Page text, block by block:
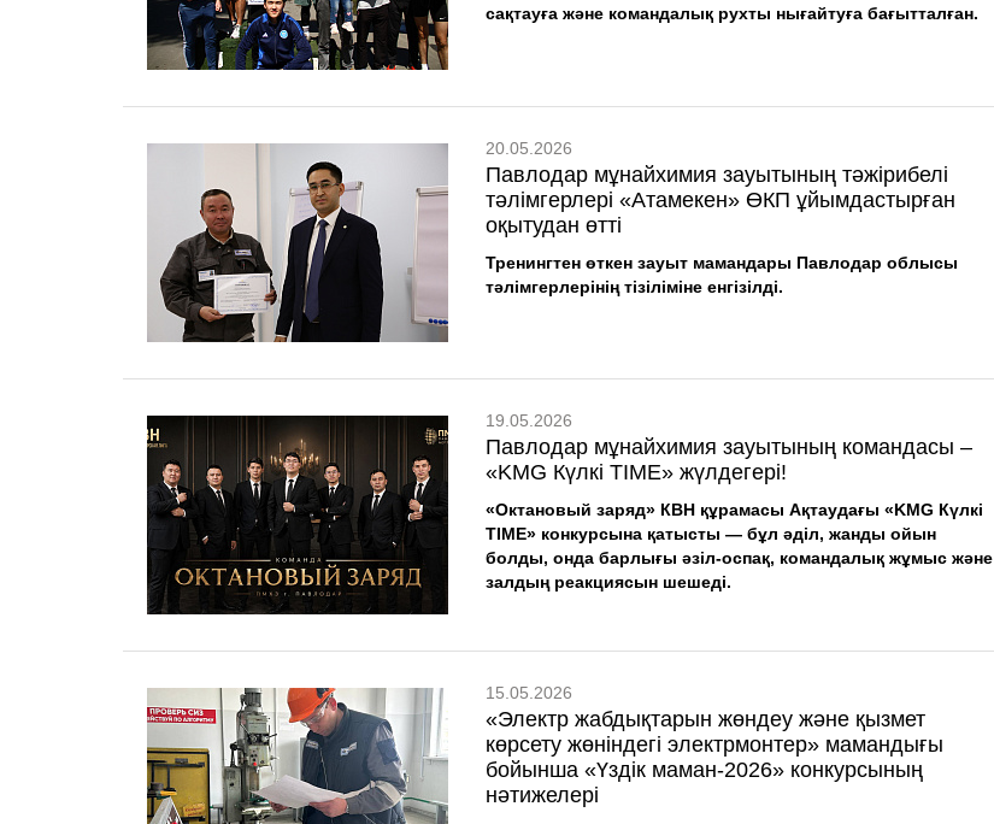
сақтауға және командалық рухты нығайтуға бағытталған.
20.05.2026
Павлодар мұнайхимия зауытының тәжірибелі
тәлімгерлері «Атамекен» ӨКП ұйымдастырған
оқытудан өтті
Тренингтен өткен зауыт мамандары Павлодар облысы
тәлімгерлерінің тізіліміне енгізілді.
19.05.2026
Павлодар мұнайхимия зауытының командасы –
«KMG Күлкі TIME» жүлдегері!
«Октановый заряд» КВН құрамасы Ақтаудағы «KMG Күлкі
TIME» конкурсына қатысты — бұл әділ, жанды ойын
болды, онда барлығы әзіл-оспақ, командалық жұмыс және
залдың реакциясын шешеді.
15.05.2026
«Электр жабдықтарын жөндеу және қызмет
көрсету жөніндегі электрмонтер» мамандығы
бойынша «Үздік маман-2026» конкурсының
нәтижелері